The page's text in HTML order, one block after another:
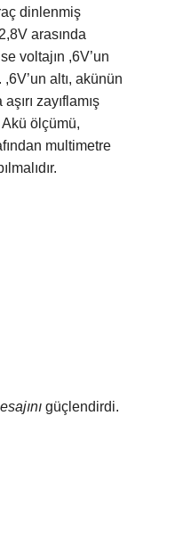
dinlenmiş
arasında
voltajın ,6V’un
altı, akünün
zayıflamış
ölçümü,
multimetre
güçlendirdi.